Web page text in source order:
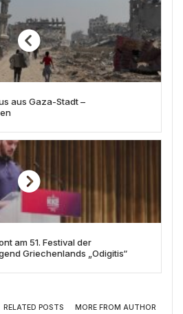
aus Gaza-Stadt –
am 51. Festival der
Griechenlands „Odigitis“
RELATED POSTS MORE FROM AUTHOR